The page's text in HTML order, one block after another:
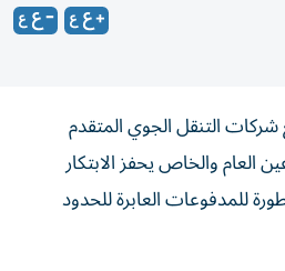
التنقل الجوي المتقدم
العام والخاص يحفز الابتكار
للمدفوعات العابرة للحدود